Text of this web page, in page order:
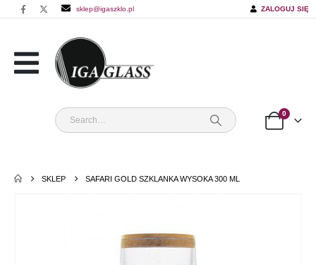
sklep@igaszklo.pl ZALOGUJ SIĘ
0
SKLEP SAFARI GOLD SZKLANKA WYSOKA 300 ML